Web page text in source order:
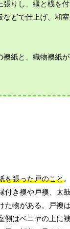
りし、縁と桟を
どで仕上げ、和
紙と、織物襖紙
を張った戸のこと
き襖や戸襖、太
物がある。戸襖
はベニヤの上に